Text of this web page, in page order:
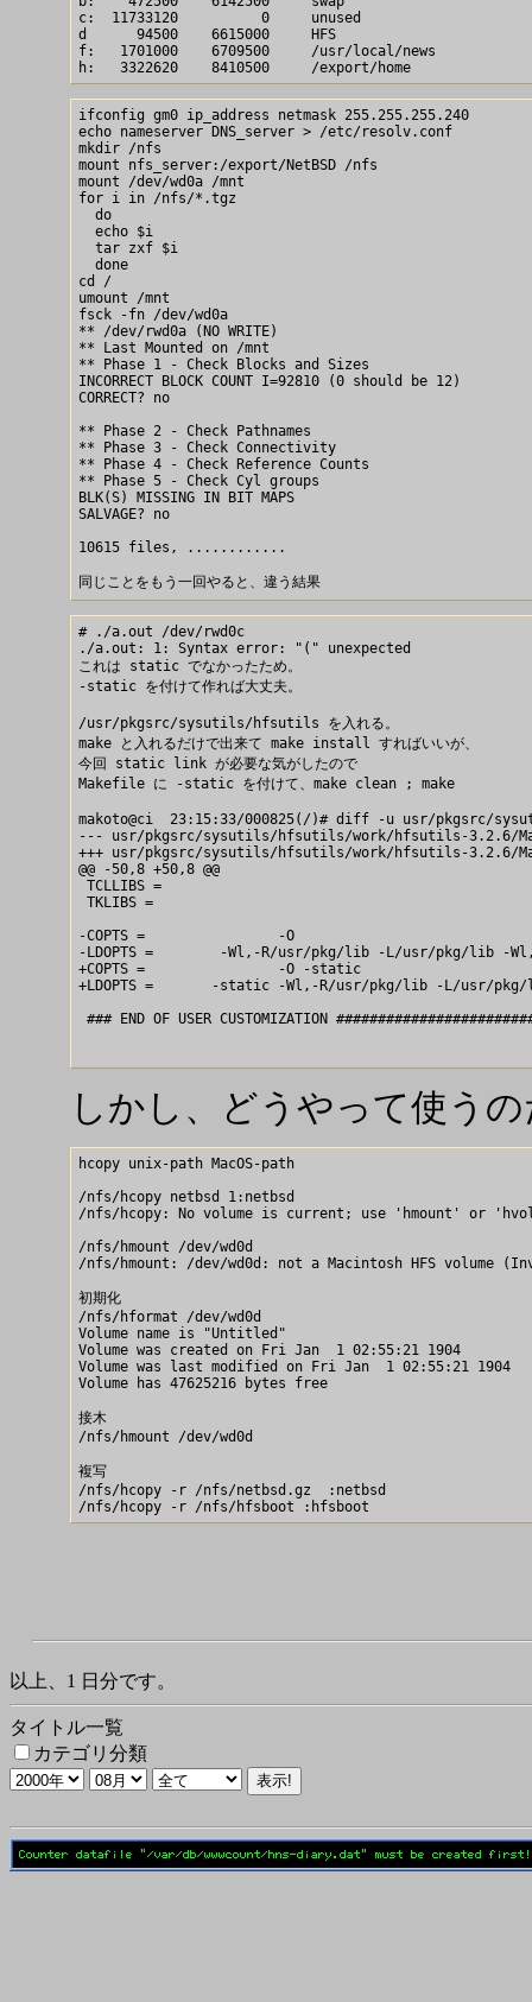
c:  11733120          0     unused
d      94500    6615000     HFS
f:   1701000    6709500     /usr/local/news
ifconfig gm0 ip_address netmask 255.255.255.240
echo nameserver DNS_server > /etc/resolv.conf
mkdir /nfs
mount nfs_server:/export/NetBSD /nfs
mount /dev/wd0a /mnt
for i in /nfs/*.tgz
  do
  echo $i
  tar zxf $i
  done
cd /
umount /mnt
fsck -fn /dev/wd0a
** /dev/rwd0a (NO WRITE)
** Last Mounted on /mnt
** Phase 1 - Check Blocks and Sizes
INCORRECT BLOCK COUNT I=92810 (0 should be 12)
CORRECT? no
** Phase 2 - Check Pathnames
** Phase 3 - Check Connectivity
** Phase 4 - Check Reference Counts
** Phase 5 - Check Cyl groups
BLK(S) MISSING IN BIT MAPS
SALVAGE? no
10615 files, ............
# ./a.out /dev/rwd0c
./a.out: 1: Syntax error: "(" unexpected
これは static でなかったため。
-static を付けて作れば大丈夫。
/usr/pkgsrc/sysutils/hfsutils を入れる。
make と入れるだけで出来て make install すればいいが、
今回 static link が必要な気がしたので
Makefile に -static を付けて、make clean ; make
makoto@ci  23:15:33/000825(/)# diff -u usr/pkgsrc/
--- usr/pkgsrc/sysutils/hfsutils/work/hfsutils-3.2.6/
+++ usr/pkgsrc/sysutils/hfsutils/work/hfsutils-3.2.6/
@@ -50,8 +50,8 @@
TCLLIBS =
TKLIBS =
-COPTS =                -O
-LDOPTS =        -Wl,-R/usr/pkg/lib -L/usr/pkg/lib -
+COPTS =                -O -static
+LDOPTS =       -static -Wl,-R/usr/pkg/lib -L/usr/
### END OF USER CUSTOMIZATION
しかし、どうやって使う
hcopy unix-path MacOS-path
/nfs/hcopy netbsd 1:netbsd
/nfs/hcopy: No volume is current; use 'hmount' or
/nfs/hmount /dev/wd0d
/nfs/hmount: /dev/wd0d: not a Macintosh HFS volume
初期化
/nfs/hformat /dev/wd0d
Volume name is "Untitled"
Volume was created on Fri Jan  1 02:55:21 1904
Volume was last modified on Fri Jan  1 02:55:21 1904
Volume has 47625216 bytes free
接木
/nfs/hmount /dev/wd0d
複写
/nfs/hcopy -r /nfs/netbsd.gz  :netbsd
以上、1 日分です。
タイトル一覧
カテゴリ分類